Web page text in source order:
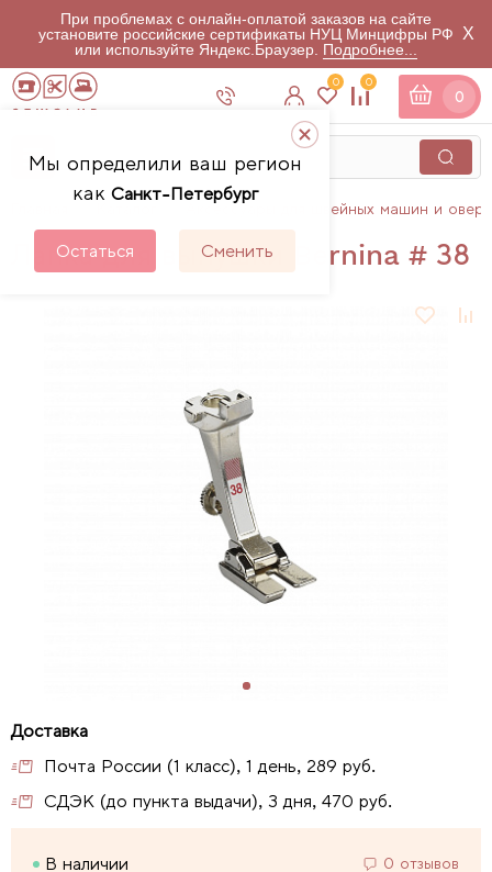
При проблемах с онлайн-оплатой заказов на сайте
установите российские сертификаты НУЦ Минцифры РФ
или используйте Яндекс.Браузер. Подробнее...
X
Мы определили ваш регион
как Санкт-Петербург
Остаться Сменить
0 0
0
Аксессуары для швейных машин и
Лапка для выпушки Bernina # 38
Почта России (1 класс), 1 день, 289 руб.
СДЭК (до пункта выдачи), 3 дня, 470 руб.
В наличии 0 отзывов